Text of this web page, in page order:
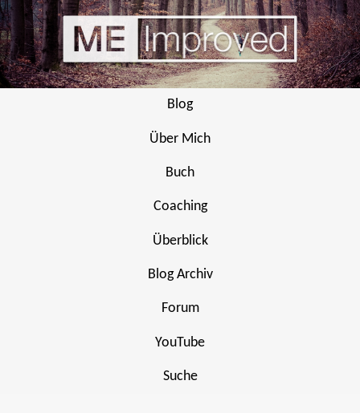
Blog
Über Mich
Buch
Coaching
Überblick
Blog Archiv
Forum
YouTube
Suche